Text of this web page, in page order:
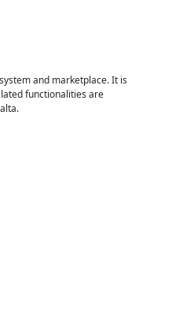
and marketplace. It is
functionalities are